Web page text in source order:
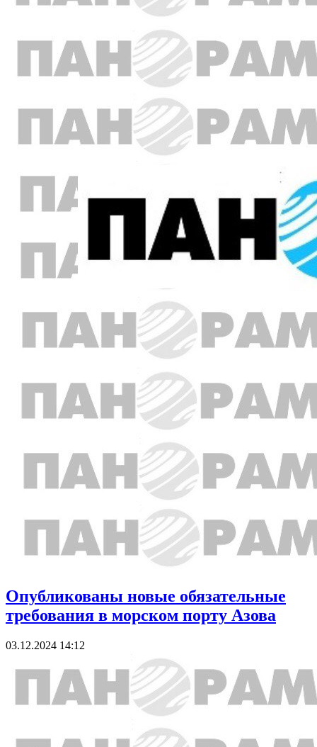
Опубликованы новые обязательные
требования в морском порту Азова
03.12.2024 14:12